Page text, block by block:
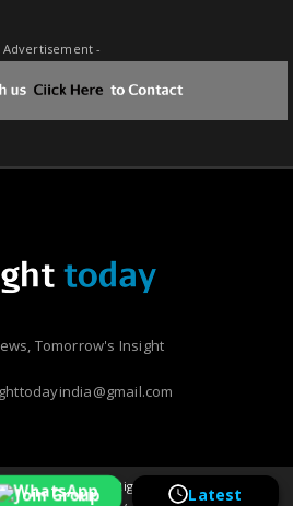
Advertisement -
Join Group Latest
Tomorrow's Insight
Today | All Rights Reserved